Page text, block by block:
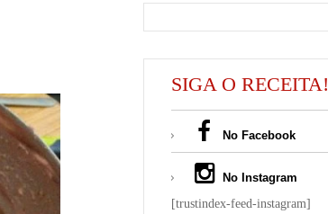
SIGA O RECEITA!
No Facebook
No Instagram
[trustindex-feed-instagram]